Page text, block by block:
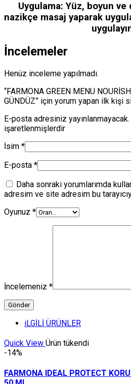
Uygulama: Yüz, boyun
nazikçe masaj yaparak
İncelemeler
Henüz inceleme yapılmadı.
“FARMONA GREEN MENU
GÜNDÜZ” için yorum yapan ilk kişi
E-posta adresiniz yayınlanmayacak.
işaretlenmişlerdir
İsim *
E-posta *
Daha sonraki yorumlarımda
adresim ve site adresim bu
Oyunuz *
İncelemeniz *
iLGİLİ ÜRÜNLER
Quick View Ürün tükendi
-14%
FARMONA IDEAL PROTECT